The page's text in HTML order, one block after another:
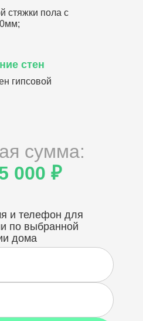
стяжки пола с
стен
гипсовой
сумма:
000 ₽
и телефон для
по выбранной
дома